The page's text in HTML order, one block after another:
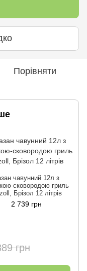
Порівняти
чавунний 12л з
сковородою гриль
Брізол 12 літрів
2 739 грн
грн